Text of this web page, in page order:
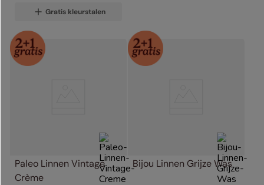
Gratis kleurstalen
Paleo Linnen Vintage
Crème
Bijou Linnen Grijze Was